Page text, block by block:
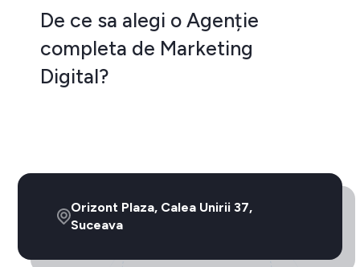
De ce sa alegi o Agenție
completa de Marketing
Digital?
Orizont Plaza, Calea Unirii 37,
Suceava